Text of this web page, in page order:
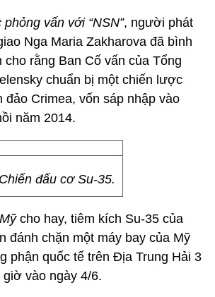
vấn với “NSN”, người phát
Nga Maria Zakharova đã bình
cho rằng Ban Cố vấn của Tổng
chuẩn bị một chiến lược
đảo Crimea, vốn sáp nhập vào
năm 2014.
Chiến đấu cơ Su-35.
cho hay, tiêm kích Su-35 của
đánh chặn một máy bay của Mỹ
phận quốc tế trên Địa Trung Hải 3
giờ vào ngày 4/6.